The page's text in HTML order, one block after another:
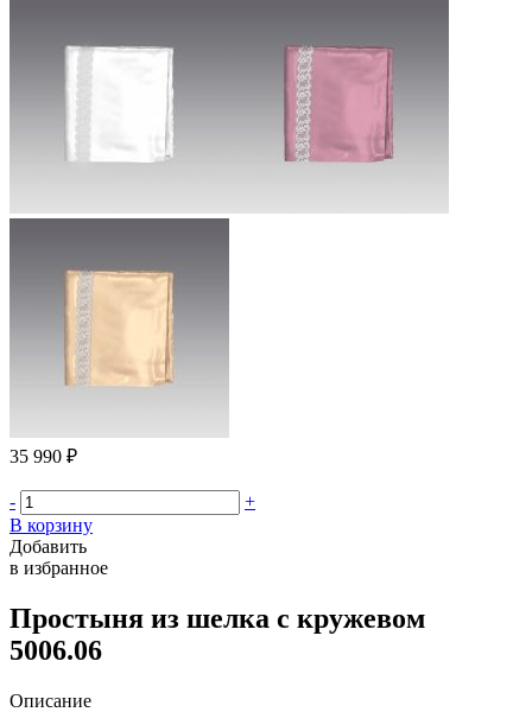
35 990 ₽
-
+
В корзину
Добавить
в избранное
Простыня из шелка с кружевом
5006.06
Описание